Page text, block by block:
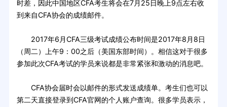
时差，因此中国地区CFA考生将会在7月25日晚上9点左右收
到来自CFA协会的成绩邮件。
2017年6月CFA三级考试成绩公布时间是2017年8月8日
（周二）上午9：00之后（美国东部时间）。相信这对于很多
参加此次CFA考试的学员来说都是非常紧张和激动的消息吧。
CFA协会届时会以邮件的形式发送成绩单。考生们也可以
第二天直接登录到CFA官网的个人账户查询。很多学员表示，